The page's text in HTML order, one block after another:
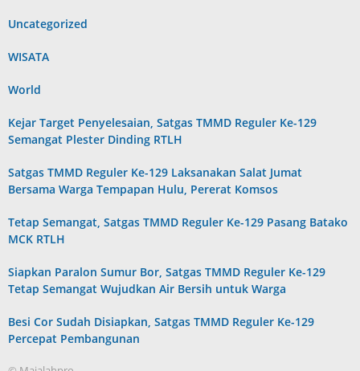
Uncategorized
WISATA
World
Kejar Target Penyelesaian, Satgas TMMD Reguler Ke-129
Semangat Plester Dinding RTLH
Satgas TMMD Reguler Ke-129 Laksanakan Salat Jumat
Bersama Warga Tempapan Hulu, Pererat Komsos
Tetap Semangat, Satgas TMMD Reguler Ke-129 Pasang Batako
MCK RTLH
Siapkan Paralon Sumur Bor, Satgas TMMD Reguler Ke-129
Tetap Semangat Wujudkan Air Bersih untuk Warga
Besi Cor Sudah Disiapkan, Satgas TMMD Reguler Ke-129
Percepat Pembangunan